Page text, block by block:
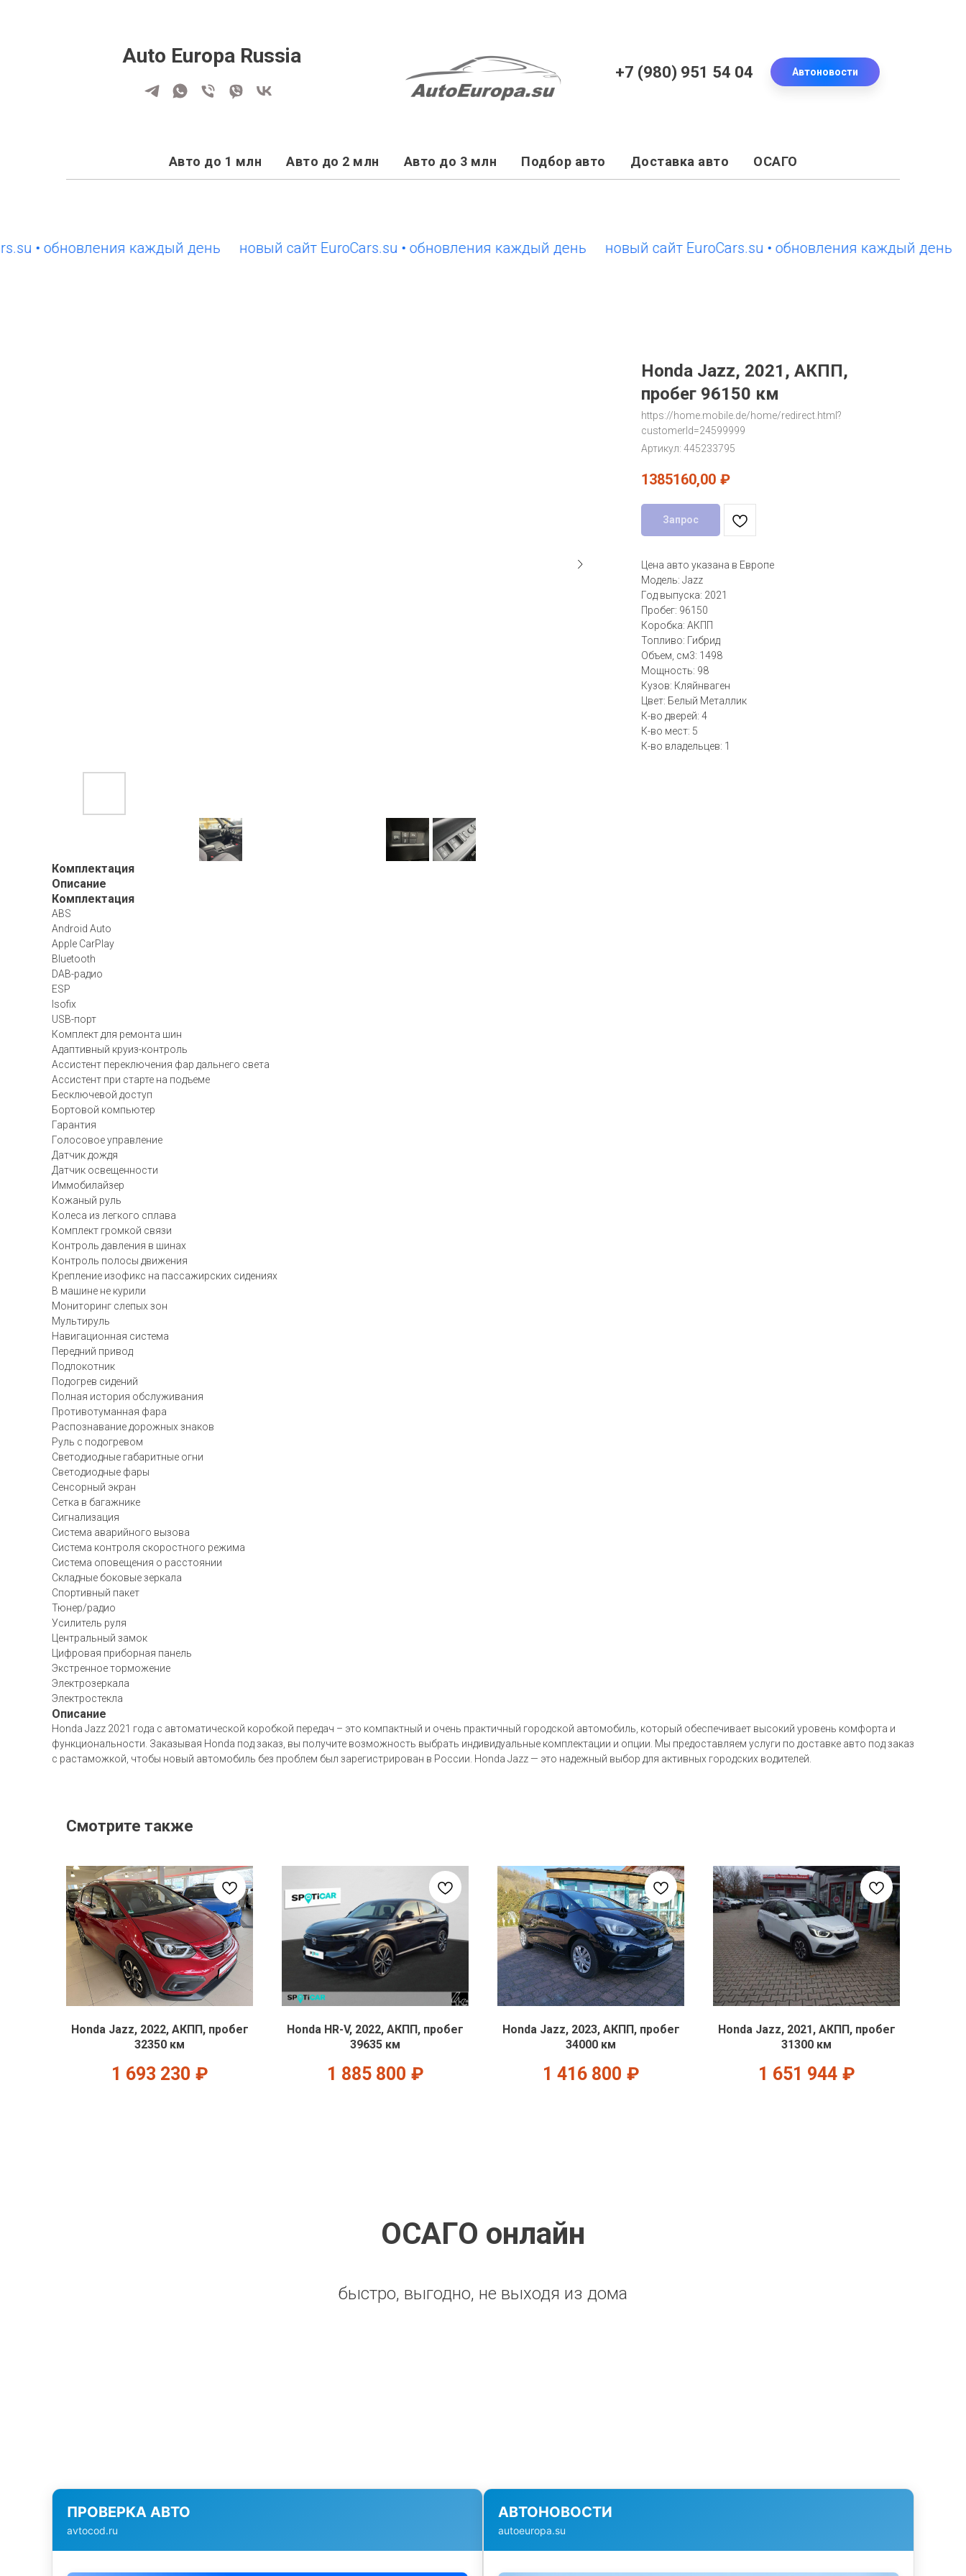
Auto Europa Russia
+7 (980) 951 54 04 Автоновости
Авто до 1 млн Авто до 2 млн Авто до 3 млн Подбор авто Доставка авто ОСАГО
обновления каждый день новый сайт EuroCars.su • обновления каждый день новый сайт EuroCars.su • обновления каждый день
Honda Jazz, 2021, АКПП,
пробег 96150 км
https://home.mobile.de/home/redirect.html?
customerId=24599999
Артикул: 445233795
1385160,00 ₽
Запрос
Цена авто указана в Европе
Модель: Jazz
Год выпуска: 2021
Пробег: 96150
Коробка: АКПП
Топливо: Гибрид
Объем, см3: 1498
Мощность: 98
Кузов: Кляйнваген
Цвет: Белый Металлик
К-во дверей: 4
К-во мест: 5
К-во владельцев: 1
Комплектация
Описание
Комплектация
ABS
Android Auto
Apple CarPlay
Bluetooth
DAB-радио
ESP
Isofix
USB-порт
Комплект для ремонта шин
Адаптивный круиз-контроль
Ассистент переключения фар дальнего света
Ассистент при старте на подъеме
Бесключевой доступ
Бортовой компьютер
Гарантия
Голосовое управление
Датчик дождя
Датчик освещенности
Иммобилайзер
Кожаный руль
Колеса из легкого сплава
Комплект громкой связи
Контроль давления в шинах
Контроль полосы движения
Крепление изофикс на пассажирских сидениях
В машине не курили
Мониторинг слепых зон
Мультируль
Навигационная система
Передний привод
Подлокотник
Подогрев сидений
Полная история обслуживания
Противотуманная фара
Распознавание дорожных знаков
Руль с подогревом
Светодиодные габаритные огни
Светодиодные фары
Сенсорный экран
Сетка в багажнике
Сигнализация
Система аварийного вызова
Система контроля скоростного режима
Система оповещения о расстоянии
Складные боковые зеркала
Спортивный пакет
Тюнер/радио
Усилитель руля
Центральный замок
Цифровая приборная панель
Экстренное торможение
Электрозеркала
Электростекла
Описание
Honda Jazz 2021 года с автоматической коробкой передач – это компактный и очень практичный городской автомобиль, который обеспечивает высокий уровень комфорта и
функциональности. Заказывая Honda под заказ, вы получите возможность выбрать индивидуальные комплектации и опции. Мы предоставляем услуги по доставке авто под заказ
с растаможкой, чтобы новый автомобиль без проблем был зарегистрирован в России. Honda Jazz — это надежный выбор для активных городских водителей.
Смотрите также
Honda Jazz, 2022, АКПП, пробег
32350 км
1 693 230 ₽
Honda HR-V, 2022, АКПП, пробег
39635 км
1 885 800 ₽
Honda Jazz, 2023, АКПП, пробег
34000 км
1 416 800 ₽
Honda Jazz, 2021, АКПП, пробег
31300 км
1 651 944 ₽
ОСАГО онлайн
быстро, выгодно, не выходя из дома
ПРОВЕРКА АВТО
avtocod.ru
АВТОНОВОСТИ
autoeuropa.su